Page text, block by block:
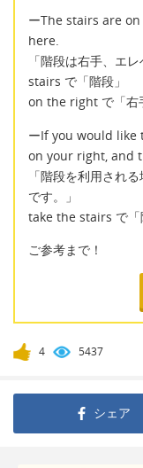
ーThe stairs are
here.
「階段は右手、エ
stairs で「階段」
on the right で「右
ーIf you would like
on your right, and
「階段を利用され
です。」
take the stairs で「
ご参考まで！
4 5437
シェア